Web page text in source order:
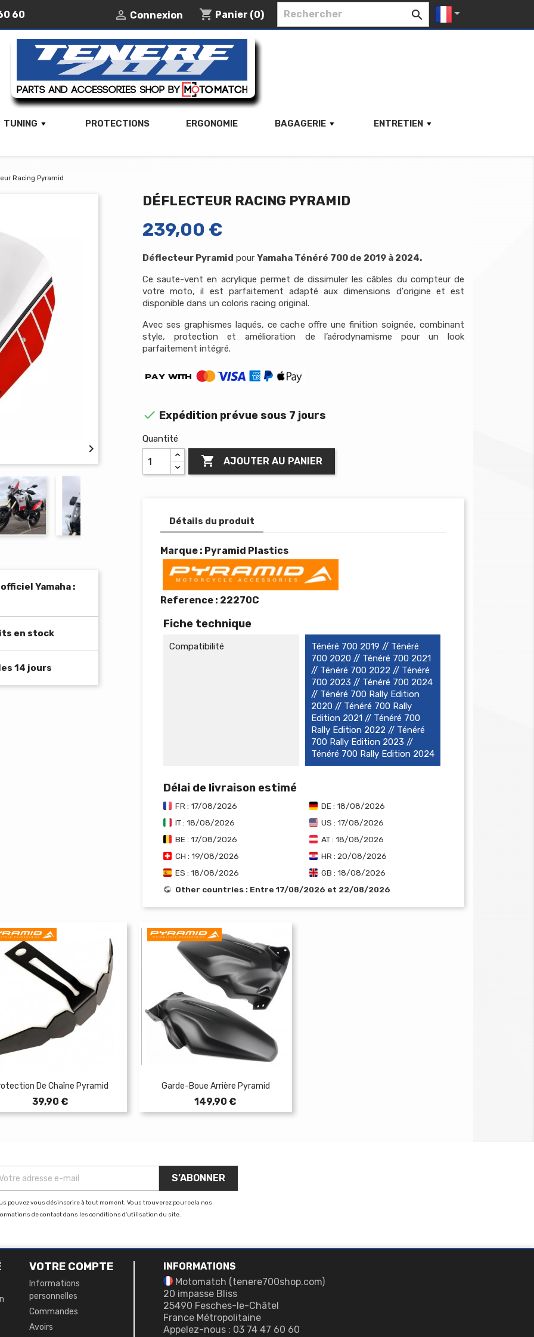
60  Connexion shopping_cart Panier (0)  
TUNING PROTECTIONS ERGONOMIE BAGAGERIE ENTRETIEN
Racing Pyramid

Yamaha :
en stock
14 jours
DÉFLECTEUR RACING PYRAMID
239,00 €
Déflecteur Pyramid pour Yamaha Ténéré 700 de 2019 à 2024.
Ce saute-vent en acrylique permet de dissimuler les câbles du compteur de
votre moto, il est parfaitement adapté aux dimensions d'origine et est
disponible dans un coloris racing original.
Avec ses graphismes laqués, ce cache offre une finition soignée, combinant
style, protection et amélioration de l’aérodynamisme pour un look
parfaitement intégré.
 Expédition prévue sous 7 jours
Quantité
 AJOUTER AU PANIER
Détails du produit
Marque : Pyramid Plastics
Reference : 22270C
Fiche technique
Compatibilité
Ténéré 700 2019 // Ténéré
700 2020 // Ténéré 700 2021
// Ténéré 700 2022 // Ténéré
700 2023 // Ténéré 700 2024
// Ténéré 700 Rally Edition
2020 // Ténéré 700 Rally
Edition 2021 // Ténéré 700
Rally Edition 2022 // Ténéré
700 Rally Edition 2023 //
Ténéré 700 Rally Edition 2024
Délai de livraison estimé
FR : 17/08/2026
DE : 18/08/2026
IT : 18/08/2026
US : 17/08/2026
BE : 17/08/2026
AT : 18/08/2026
CH : 19/08/2026
HR : 20/08/2026
ES : 18/08/2026
GB : 18/08/2026
Other countries : Entre 17/08/2026 et 22/08/2026
De Chaîne Pyramid
Prix
39,90 €
Garde-Boue Arrière Pyramid
Prix
149,90 €
pouvez vous désinscrire à tout moment. Vous trouverez pour cela nos
de contact dans les conditions d'utilisation du site.
VOTRE COMPTE
Informations
personnelles
Commandes
Avoirs
INFORMATIONS
Motomatch (tenere700shop.com)
20 impasse Bliss
25490 Fesches-le-Châtel
France Métropolitaine
Appelez-nous : 03 74 47 60 60